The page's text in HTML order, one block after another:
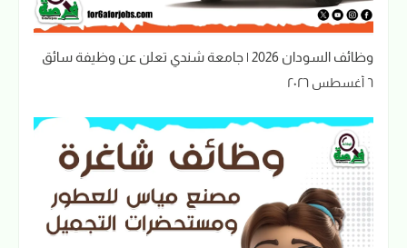
وظائف السودان 2026 | جامعة شندي تعلن عن وظيفة سائق
٦ أغسطس ٢٠٢٦